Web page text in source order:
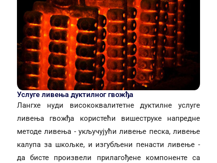
Услуге ливења дуктилног гвожђа
Лангхе нуди висококвалитетне дуктилне услуге
ливења гвожђа користећи вишеструке напредне
методе ливења - укључујући ливење песка, ливење
калупа за шкољке, и изгубљени пенасти ливење -
да бисте произвели прилагођене компоненте са